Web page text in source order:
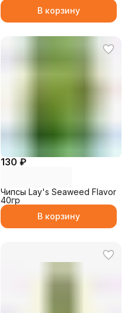
В корзину
130 ₽
Чипсы Lay's Seaweed Flavor
40гр
В корзину